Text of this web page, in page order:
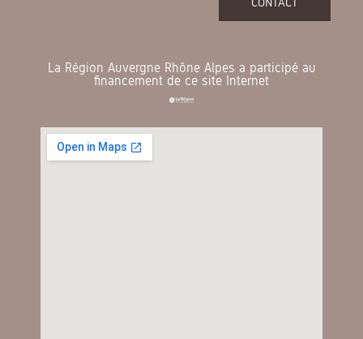
La Région Auvergne Rhône Alpes a participé au
financement de ce site Internet